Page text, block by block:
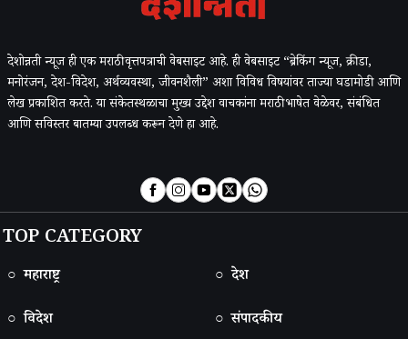
देशोन्नती न्यूज ही एक मराठी वृत्तपत्राची वेबसाइट आहे. ही वेबसाइट “ब्रेकिंग न्यूज, क्रीडा,
मनोरंजन, देश-विदेश, अर्थव्यवस्था, जीवनशैली” अशा विविध विषयांवर ताज्या घडामोडी आणि
लेख प्रकाशित करते. या संकेतस्थळाचा मुख्य उद्देश वाचकांना मराठी भाषेत वेळेवर, संबंधित
आणि सविस्तर बातम्या उपलब्ध करून देणे हा आहे.
TOP CATEGORY
○ महाराष्ट्र
○ देश
○ विदेश
○ संपादकीय